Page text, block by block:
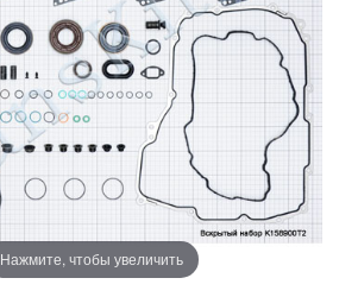
Нажмите, чтобы увеличить